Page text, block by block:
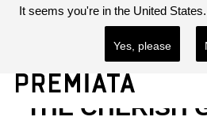
It seems you're in the United States
Yes, please
PREMIATA È CONSAPEVOLE DELL'ESISTENZA DI
LO STORE ORIGINALE PREMIATA INIZIA
HTTPS://PREMIATA.US. PRESTA PARTICOLARE
THE CHERISH